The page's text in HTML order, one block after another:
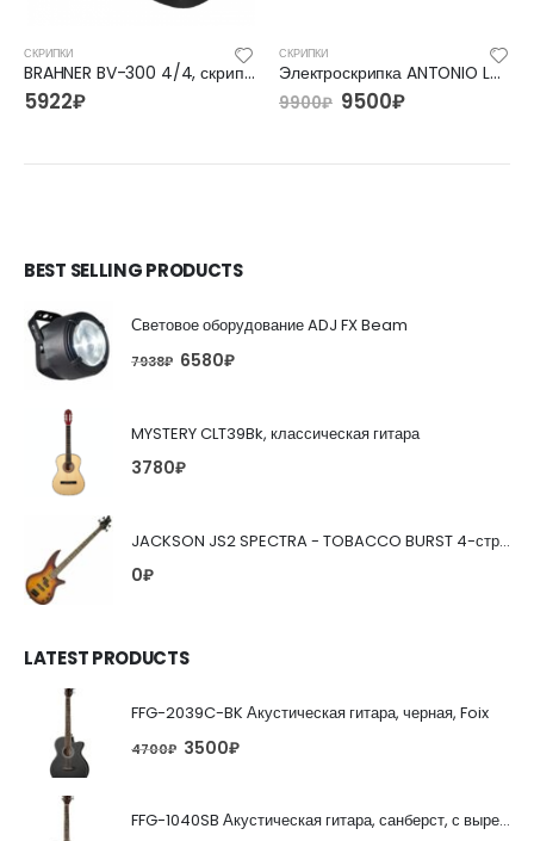
СКРИПКИ
BRAHNER BV-300 4/4, скрипка
5922₽
СКРИПКИ
Электроскрипка ANTONIO LAVAZZA EVL-01 BK 4/4 ЧЁРНАЯ
9900₽ 9500₽
BEST SELLING PRODUCTS
Световое оборудование ADJ FX Beam
7938₽ 6580₽
MYSTERY CLT39Bk, классическая гитара
3780₽
JACKSON JS2 SPECTRA - TOBACCO BURST 4-струнная бас-гитара
0₽
LATEST PRODUCTS
FFG-2039C-BK Акустическая гитара, черная, Foix
4700₽ 3500₽
FFG-1040SB Акустическая гитара, санберст, с вырезом, Foix